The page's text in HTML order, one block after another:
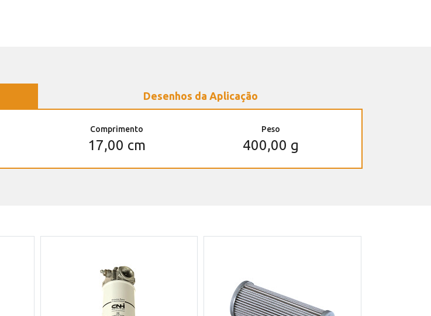
Desenhos da Aplicação
Comprimento
17,00 cm
Peso
400,00 g